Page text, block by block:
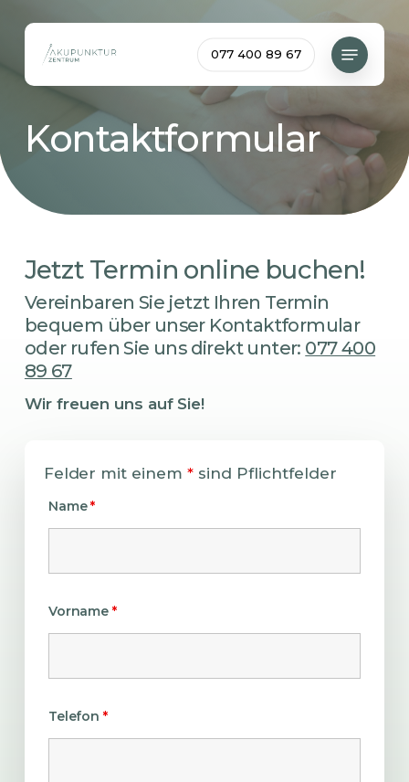
077 400 89 67
Menu
Kontaktformular
Jetzt Termin online buchen!
Vereinbaren Sie jetzt Ihren Termin
bequem über unser Kontaktformular
oder rufen Sie uns direkt unter: 077 400
89 67
Wir freuen uns auf Sie!
Felder mit einem* sind Pflichtfelder
Name*
Vorname*
Telefon*